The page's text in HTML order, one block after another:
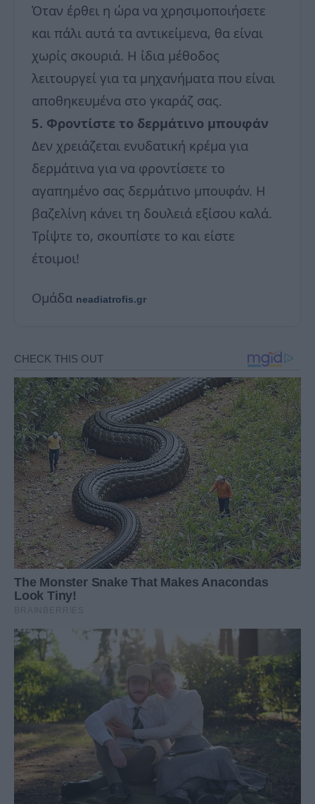
Όταν έρθει η ώρα να χρησιμοποιήσετε
και πάλι αυτά τα αντικείμενα, θα είναι
χωρίς σκουριά. Η ίδια μέθοδος
λειτουργεί για τα μηχανήματα που είναι
αποθηκευμένα στο γκαράζ σας.
5. Φροντίστε το δερμάτινο μπουφάν
Δεν χρειάζεται ενυδατική κρέμα για
δερμάτινα για να φροντίσετε το
αγαπημένο σας δερμάτινο μπουφάν. Η
βαζελίνη κάνει τη δουλειά εξίσου καλά.
Τρίψτε το, σκουπίστε το και είστε
έτοιμοι!
Ομάδα neadiatrofis.gr